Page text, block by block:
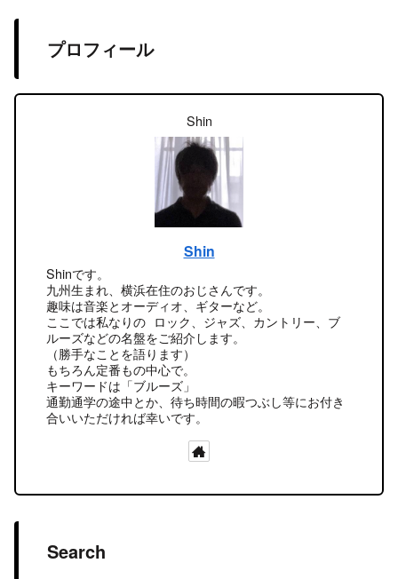
プロフィール
Shin
Shin
Shinです。
九州生まれ、横浜在住のおじさんです。
趣味は音楽とオーディオ、ギターなど。
ここでは私なりの ロック、ジャズ、カントリー、ブ
ルーズなどの名盤をご紹介します。
（勝手なことを語ります）
もちろん定番もの中心で。
キーワードは「ブルーズ」
通勤通学の途中とか、待ち時間の暇つぶし等にお付き
合いいただければ幸いです。
Search